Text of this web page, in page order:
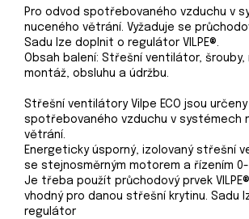
Pro odvod spotřebovaného vzduchu v
nuceného větrání. Vyžaduje se
Sadu lze doplnit o regulátor VILPE®.
Obsah balení: Střešní ventilátor, šrouby,
montáž, obsluhu a údržbu.
Střešní ventilátory Vilpe ECO jsou
spotřebovaného vzduchu v systémech
větrání.
Energeticky úsporný, izolovaný střešní
se stejnosměrným motorem a řízením 0-
Je třeba použít průchodový prvek
vhodný pro danou střešní krytinu. Sadu
regulátor